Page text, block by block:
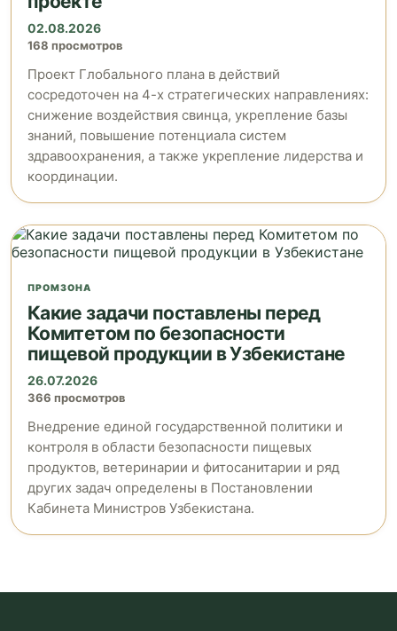
02.08.2026
168 просмотров
Проект Глобального плана в действий
сосредоточен на 4-х стратегических направлениях:
снижение воздействия свинца, укрепление базы
знаний, повышение потенциала систем
здравоохранения, а также укрепление лидерства и
координации.
ПРОМЗОНА
Какие задачи поставлены перед
Комитетом по безопасности
пищевой продукции в Узбекистане
26.07.2026
366 просмотров
Внедрение единой государственной политики и
контроля в области безопасности пищевых
продуктов, ветеринарии и фитосанитарии и ряд
других задач определены в Постановлении
Кабинета Министров Узбекистана.